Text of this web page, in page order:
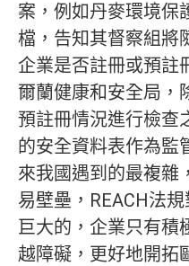
案，例如丹麥環境保
檔，告知其督察組將
企業是否註冊或預註
爾蘭健康和安全局，
預註冊情況進行檢查
的安全資料表作為監
來我國遇到的最複雜
易壁壘，REACH法
巨大的，企業只有積
越障礙，更好地開拓